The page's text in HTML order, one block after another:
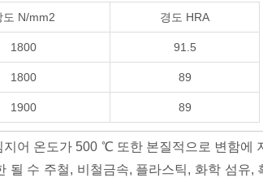
도 N/mm2 경도 HRA
1800 91.5
1800 89
1900 89
어 온도가 500 ℃ 또한 본질적으로 변함에
수 주철, 비철금속, 플라스틱, 화학 섬유,